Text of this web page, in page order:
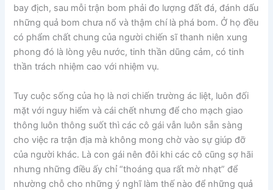
bay địch, sau mỗi trận bom phải đo lượng đất đá, đánh dấu
những quả bom chưa nổ và thậm chí là phá bom. Ở họ đều
có phẩm chất chung của người chiến sĩ thanh niên xung
phong đó là lòng yêu nước, tinh thần dũng cảm, có tinh
thần trách nhiệm cao với nhiệm vụ.
Tuy cuộc sống của họ là nơi chiến trường ác liệt, luôn đối
mặt với nguy hiểm và cái chết nhưng để cho mạch giao
thông luôn thông suốt thì các cô gái vẫn luôn sẵn sàng
cho việc ra trận địa mà không mong chờ vào sự giúp đỡ
của người khác. Là con gái nên đôi khi các cô cũng sợ hãi
nhưng những điều ấy chỉ “thoáng qua rất mờ nhạt” để
nhường chỗ cho những ý nghĩ làm thế nào để những quả